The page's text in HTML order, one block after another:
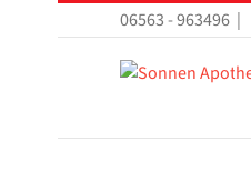
06563 - 963496 |